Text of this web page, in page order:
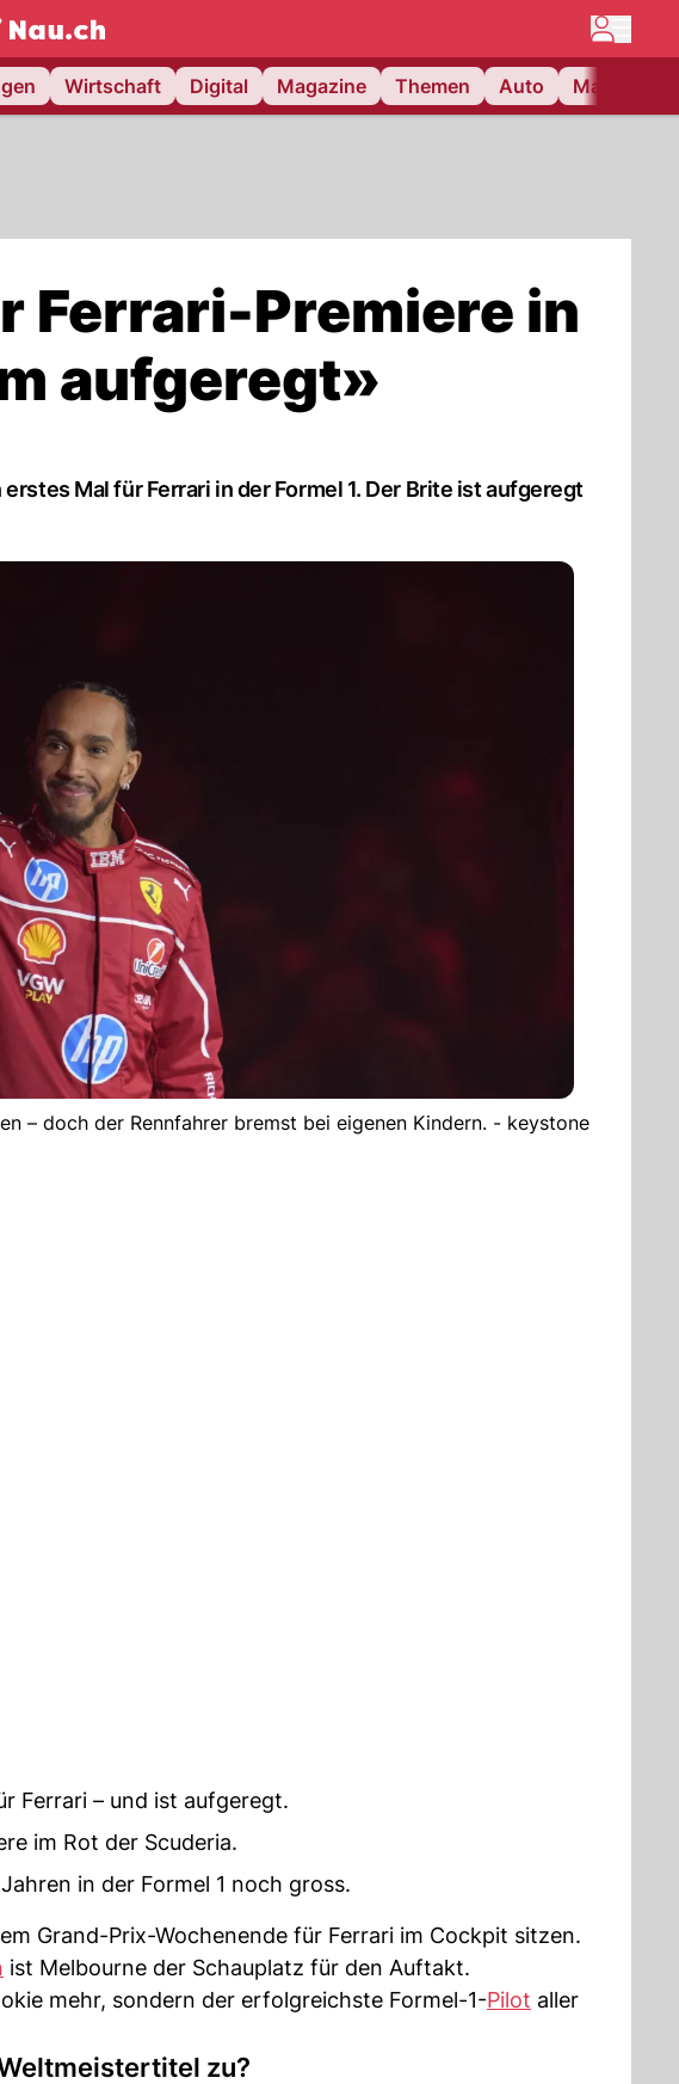
NAU.ch
Wirtschaft Digital Magazine Themen Auto Matchcenter
Ferrari-Premiere in
aufgeregt»
Mal für Ferrari in der Formel 1. Der Brite ist aufgeregt
– doch der Rennfahrer bremst bei eigenen Kindern. - keystone
Ferrari – und ist aufgeregt.
im Rot der Scuderia.
in der Formel 1 noch gross.
Grand-Prix-Wochenende für Ferrari im Cockpit sitzen.
ist Melbourne der Schauplatz für den Auftakt.
mehr, sondern der erfolgreichste Formel-1-Pilot aller
zu?